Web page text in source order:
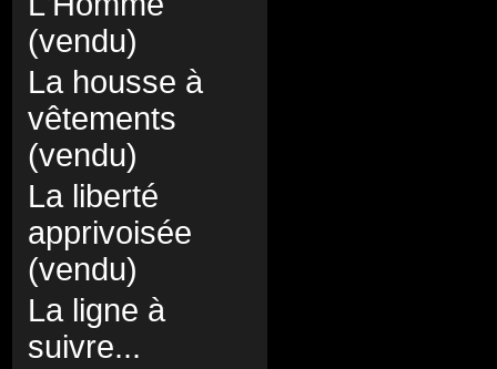
(vendu)
La housse à
vêtements
(vendu)
La liberté
apprivoisée
(vendu)
La ligne à
suivre...